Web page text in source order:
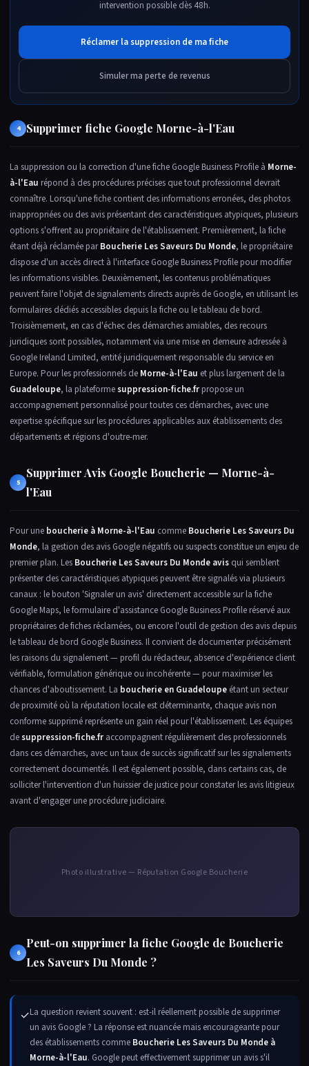
intervention possible dès 48h.
Réclamer la suppression de ma fiche
Simuler ma perte de revenus
4 Supprimer fiche Google Morne-à-l'Eau
La suppression ou la correction d'une fiche Google Business Profile à Morne-
à-l'Eau répond à des procédures précises que tout professionnel devrait
connaître. Lorsqu'une fiche contient des informations erronées, des photos
inappropriées ou des avis présentant des caractéristiques atypiques, plusieurs
options s'offrent au propriétaire de l'établissement. Premièrement, la fiche
étant déjà réclamée parBoucherie Les Saveurs Du Monde, le propriétaire
dispose d'un accès direct à l'interface Google Business Profile pour modifier
les informations visibles. Deuxièmement, les contenus problématiques
peuvent faire l'objet de signalements directs auprès de Google, en utilisant les
formulaires dédiés accessibles depuis la fiche ou le tableau de bord.
Troisièmement, en cas d'échec des démarches amiables, des recours
juridiques sont possibles, notamment via une mise en demeure adressée à
Google Ireland Limited, entité juridiquement responsable du service en
Europe. Pour les professionnels de Morne-à-l'Eau et plus largement de la
Guadeloupe, la plateformesuppression-fiche.fr propose un
accompagnement personnalisé pour toutes ces démarches, avec une
expertise spécifique sur les procédures applicables aux établissements des
départements et régions d'outre-mer.
5
Supprimer Avis Google Boucherie — Morne-à-
l'Eau
Pour une boucherie à Morne-à-l'Eau comme Boucherie Les Saveurs Du
Monde, la gestion des avis Google négatifs ou suspects constitue un enjeu de
premier plan. Les Boucherie Les Saveurs Du Monde avis qui semblent
présenter des caractéristiques atypiques peuvent être signalés via plusieurs
canaux : le bouton 'Signaler un avis' directement accessible sur la fiche
Google Maps, le formulaire d'assistance Google Business Profile réservé aux
propriétaires de fiches réclamées, ou encore l'outil de gestion des avis depuis
le tableau de bord Google Business. Il convient de documenter précisément
les raisons du signalement — profil du rédacteur, absence d'expérience client
vérifiable, formulation générique ou incohérente — pour maximiser les
chances d'aboutissement. La boucherie en Guadeloupe étant un secteur
de proximité où la réputation locale est déterminante, chaque avis non
conforme supprimé représente un gain réel pour l'établissement. Les équipes
desuppression-fiche.fr accompagnent régulièrement des professionnels
dans ces démarches, avec un taux de succès significatif sur les signalements
correctement documentés. Il est également possible, dans certains cas, de
solliciter l'intervention d'un huissier de justice pour constater les avis litigieux
avant d'engager une procédure judiciaire.
Photo illustrative — Réputation Google Boucherie
6
Peut-on supprimer la fiche Google de Boucherie
Les Saveurs Du Monde ?
✓La question revient souvent : est-il réellement possible de supprimer
un avis Google ? La réponse est nuancée mais encourageante pour
des établissements comme Boucherie Les Saveurs Du Monde à
Morne-à-l'Eau. Google peut effectivement supprimer un avis s'il